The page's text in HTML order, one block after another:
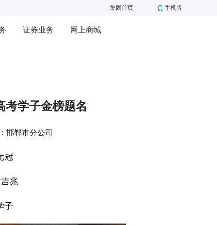
集团首页 手机版
证券业务 网上商城
考学子金榜题名
邯郸市分公司
冠
兆
子